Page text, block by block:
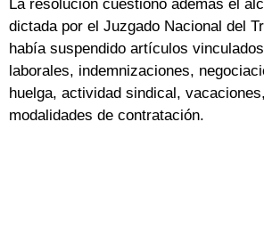
La resolución cuestionó además el
dictada por el Juzgado Nacional del
había suspendido artículos
laborales, indemnizaciones,
huelga, actividad sindical,
modalidades de contratación.